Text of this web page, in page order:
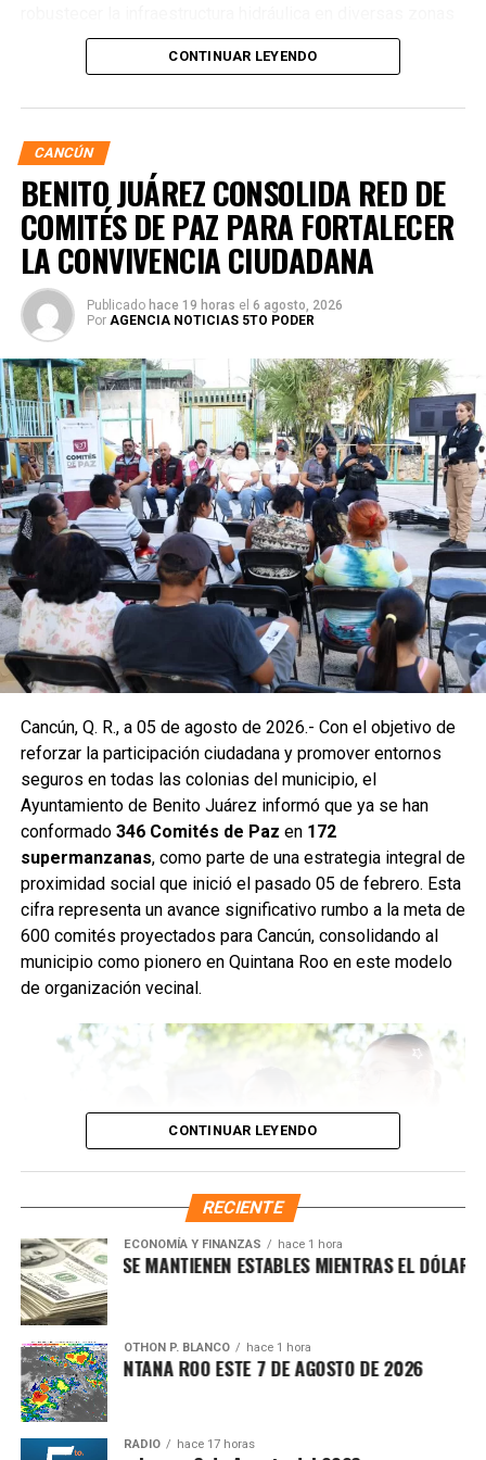
de la ciudad. La Encargada de Despacho de la Presidencia
Municipal, Landy Guadalupe Canché Pantoja, supervisó
vialidades donde se colocó la nueva infraestructura.
En la Supermanzana 200 se edificaron dos pozos sobre la
avenida Hacienda de Chunchucmil, mientras que en la
Supermanzana 201 se construyó uno más en la
intersección de las avenidas Hacienda de Chunchucmil y
Hacienda de la Ciénega. Estas acciones forman parte de
un programa mayor que incluye trabajos en las
supermanzanas 93, 94, 95, 96, 99, 100, 101, 102, 105, 251,
255 y 517.
Como parte de las labores permanentes de prevención,
también se realizaron desazolves en pozos de absorción
de las supermanzanas 213 y 235, donde personal de
Servicios Públicos retiró basura vegetal, tierra y otros
desechos que obstruyen el flujo pluvial. En la
Supermanzana 235 se complementó la jornada con una
brigada de descacharrización para evitar la formación de
basureros clandestinos y promover la correcta
disposición de muebles, electrodomésticos y llantas.
Fuente: 5to Poder Agencia de Noticias
Recibe las noticias al instante
Únete al canal oficial de WhatsApp de
CONTINUAR LEYENDO
CANCÚN
BENITO JUÁREZ CONSOLIDA RED DE
COMITÉS DE PAZ PARA FORTALECER
LA CONVIVENCIA CIUDADANA
Publicado hace 19 horas el 6 agosto, 2026
Por AGENCIA NOTICIAS 5TO PODER
Cancún, Q. R., a 05 de agosto de 2026.- Con el objetivo de
reforzar la participación ciudadana y promover entornos
seguros en todas las colonias del municipio, el
Ayuntamiento de Benito Juárez informó que ya se han
conformado 346 Comités de Paz en 172
supermanzanas, como parte de una estrategia integral de
proximidad social que inició el pasado 05 de febrero. Esta
cifra representa un avance significativo rumbo a la meta de
600 comités proyectados para Cancún, consolidando al
municipio como pionero en Quintana Roo en este modelo
de organización vecinal.
Desde su implementación, los comités han permitido que
las y los habitantes gestionen mejoras en temas
prioritarios como
social y atención comunitaria. La estrategia comenzó en la
Supermanzana 259, en Villas Otoch Paraíso, donde se
CONTINUAR LEYENDO
RECIENTE
ECONOMÍA Y FINANZAS hace 1 hora
SE MANTIENEN ESTABLES MIENTRAS EL DÓLAR
OTHON P. BLANCO hace 1 hora
EN QUINTANA ROO ESTE 7 DE AGOSTO DE 2026
RADIO hace 17 horas